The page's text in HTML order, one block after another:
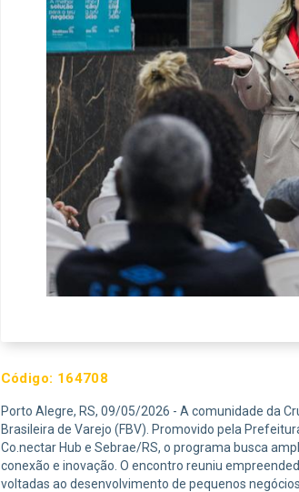
Código: 164708
Porto Alegre, RS, 09/05/2026 - A comunidade da
Brasileira de Varejo (FBV). Promovido pela
Co.nectar Hub e Sebrae/RS, o programa busca
conexão e inovação. O encontro reuniu
voltadas ao desenvolvimento de pequenos